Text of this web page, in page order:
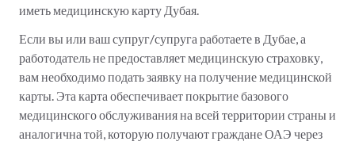
иметь медицинскую карту Дубая.
Если вы или ваш супруг/супруга работаете в Дубае, а
работодатель не предоставляет медицинскую страховку,
вам необходимо подать заявку на получение медицинской
карты. Эта карта обеспечивает покрытие базового
медицинского обслуживания на всей территории страны и
аналогична той, которую получают граждане ОАЭ через